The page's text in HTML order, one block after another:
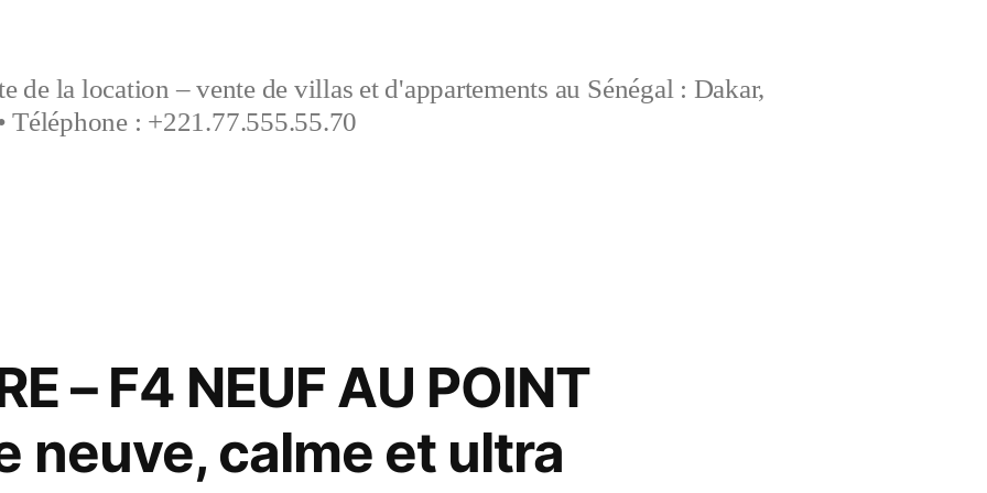
de la location – vente de villas et d'appartements au Sénégal : Dakar,
Téléphone : +221.77.555.55.70
– F4 NEUF AU POINT
neuve, calme et ultra